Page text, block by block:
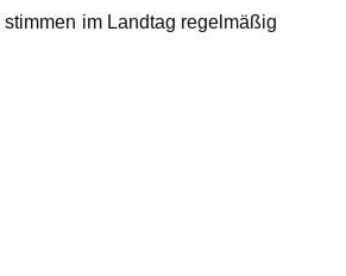
stimmen im Landtag regelmäßig